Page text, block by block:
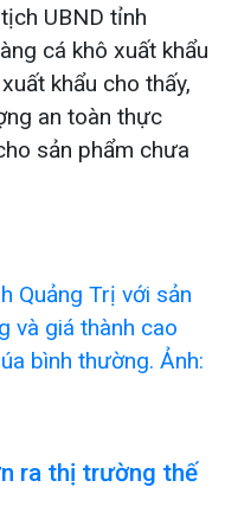
UBND tỉnh
cá khô xuất khẩu
khẩu cho thấy,
an toàn thực
sản phẩm chưa
ra thị trường thế